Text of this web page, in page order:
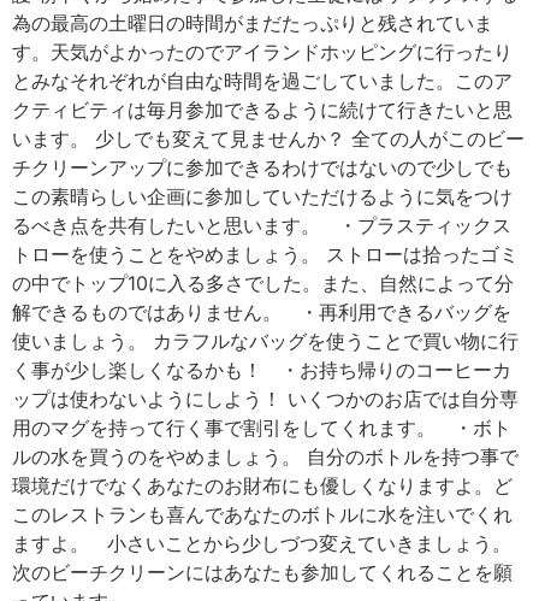
為の最高の土曜日の時間がまだたっぷりと残されていま
す。天気がよかったのでアイランドホッピングに行ったり
とみなそれぞれが自由な時間を過ごしていました。このア
クティビティは毎月参加できるように続けて行きたいと思
います。 少しでも変えて見ませんか？ 全ての人がこのビー
チクリーンアップに参加できるわけではないので少しでも
この素晴らしい企画に参加していただけるように気をつけ
るべき点を共有したいと思います。 ・プラスティックス
トローを使うことをやめましょう。 ストローは拾ったゴミ
の中でトップ10に入る多さでした。また、自然によって分
解できるものではありません。 ・再利用できるバッグを
使いましょう。 カラフルなバッグを使うことで買い物に行
く事が少し楽しくなるかも！ ・お持ち帰りのコーヒーカ
ップは使わないようにしよう！ いくつかのお店では自分専
用のマグを持って行く事で割引をしてくれます。 ・ボト
ルの水を買うのをやめましょう。 自分のボトルを持つ事で
環境だけでなくあなたのお財布にも優しくなりますよ。ど
このレストランも喜んであなたのボトルに水を注いでくれ
ますよ。 小さいことから少しづつ変えていきましょう。
次のビーチクリーンにはあなたも参加してくれることを願